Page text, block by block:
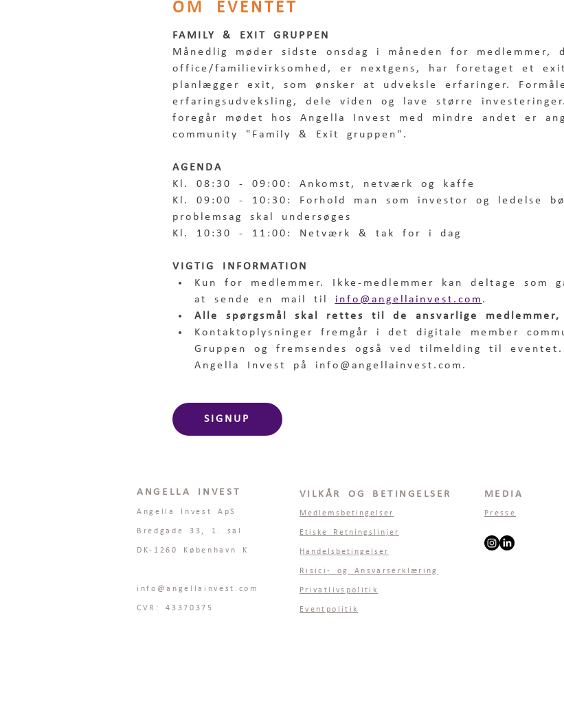
OM EVENTET
FAMILY & EXIT GRUPPEN
Månedlig møder sidste onsdag i måneden for
office/familievirksomhed, er nextgens, har foretaget et
planlægger exit, som ønsker at udveksle erfaringer.
erfaringsudveksling, dele viden og lave større
foregår mødet hos Angella Invest med mindre andet er
community "Family & Exit gruppen".
AGENDA
Kl. 08:30 - 09:00: Ankomst, netværk og kaffe
Kl. 09:00 - 10:30: Forhold man som investor og ledelse
problemsag skal undersøges
Kl. 10:30 - 11:00: Netværk & tak for i dag
VIGTIG INFORMATION
Kun for medlemmer. Ikke-medlemmer kan deltage
at sende en mail til info@angellainvest.com .
Alle spørgsmål skal rettes til de ansvarlige
Kontaktoplysninger fremgår i det digitale member
Gruppen og fremsendes også ved tilmelding til
Angella Invest på info@angellainvest.com.
SIGNUP
ANGELLA INVEST
Angella Invest ApS
Bredgade 33, 1. sal
DK-1260 København K
info@angellainvest.com
CVR: 43370375
VILKÅR OG BETINGELSER
Medlemsbetingelser
Etiske Retningslinjer
Handelsbetingelser
Risici- og Ansvarserklæring
Privatlivspolitik
Eventpolitik
MEDIA
Presse